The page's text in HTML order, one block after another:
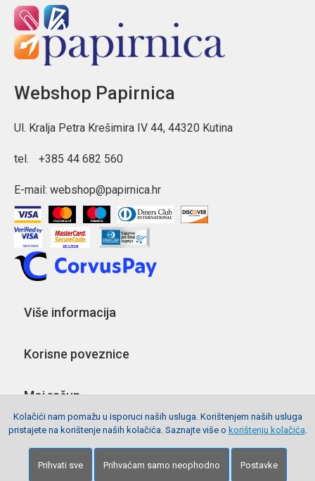
Webshop Papirnica
Ul. Kralja Petra Krešimira IV 44, 44320 Kutina
tel. +385 44 682 560
E-mail: webshop@papirnica.hr
Više informacija
Korisne poveznice
Moj račun
Pratite nas
Kolačići nam pomažu u isporuci naših usluga. Korištenjem naših usluga
pristajete na korištenje naših kolačića. Saznajte više o korištenju kolačića.
Prihvati sve Prihvaćam samo neophodno Postavke